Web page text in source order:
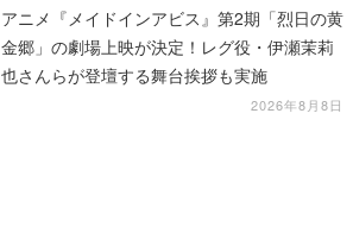
アニメ『メイドインアビス』第2期「烈日の黄
金郷」の劇場上映が決定！レグ役・伊瀬茉莉
也さんらが登壇する舞台挨拶も実施
2026年8月8日